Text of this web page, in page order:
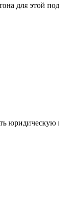
для этой
юридическую